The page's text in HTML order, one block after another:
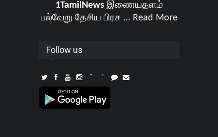
1TamilNewsஇணையதளம்
பல்வேறு தேசிய பிரச ... Read More
Follow us